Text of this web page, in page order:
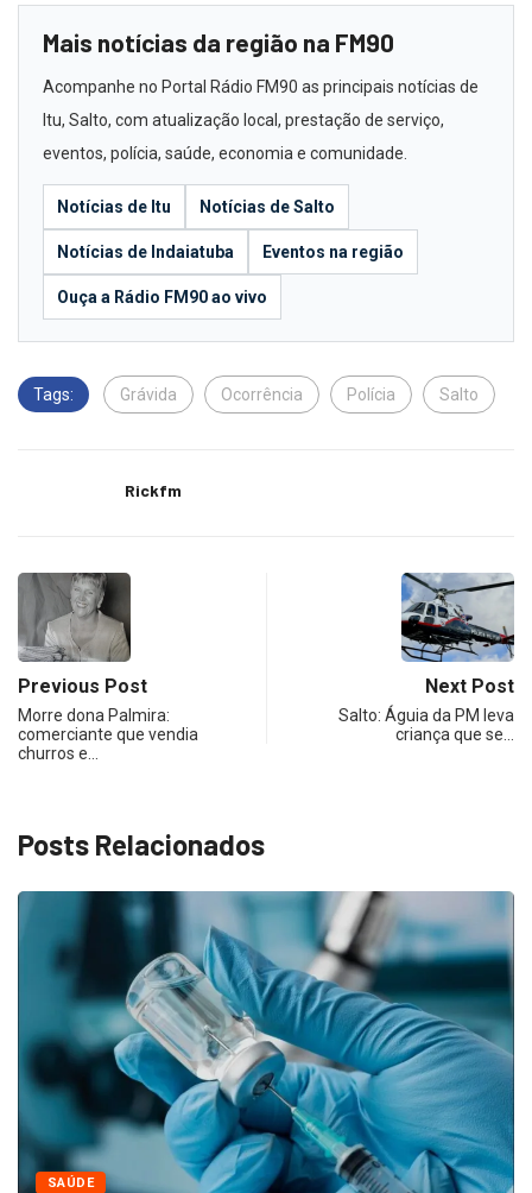
Mais notícias da região na FM90
Acompanhe no Portal Rádio FM90 as principais notícias de
Itu, Salto, com atualização local, prestação de serviço,
eventos, polícia, saúde, economia e comunidade.
Notícias de Itu Notícias de Salto
Notícias de Indaiatuba Eventos na região
Ouça a Rádio FM90 ao vivo
Tags: Grávida Ocorrência Polícia Salto
Rickfm
Previous Post
Morre dona Palmira:
comerciante que vendia
churros e…
Next Post
Salto: Águia da PM leva
criança que se…
Posts Relacionados
SAÚDE